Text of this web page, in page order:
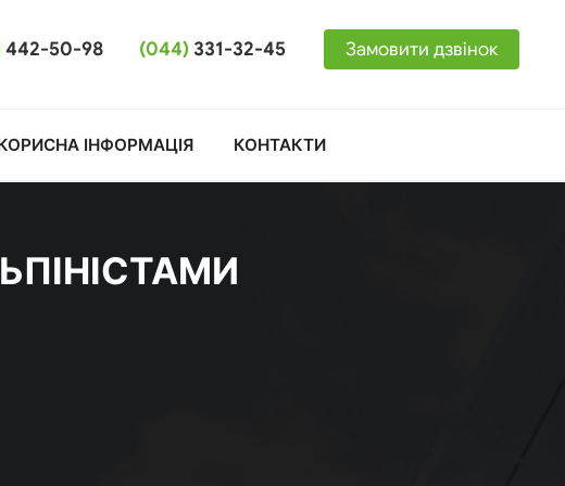
Замовити дзвінок
(044) 331-32-45
442-50-98
ІНФОРМАЦІЯ КОНТАКТИ